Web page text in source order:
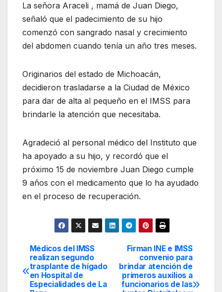
La señora Araceli , mamá de Juan Diego,
señaló que el padecimiento de su hijo
comenzó con sangrado nasal y crecimiento
del abdomen cuando tenía un año tres meses.
Originarios del estado de Michoacán,
decidieron trasladarse a la Ciudad de México
para dar de alta al pequeño en el IMSS para
brindarle la atención que necesitaba.
Agradeció al personal médico del Instituto que
ha apoyado a su hijo, y recordó que el
próximo 15 de noviembre Juan Diego cumple
9 años con el medicamento que lo ha ayudado
en el proceso de recuperación.
Navegación
de
Firman INE e IMSS
convenio para
brindar atención de
primeros auxilios a
funcionarios de las
Médicos del IMSS
realizan segundo
trasplante de hígado
en Hospital de
Especialidades de La